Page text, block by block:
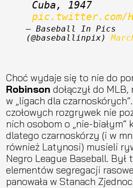
pic.twitter.com/
— Baseball In Pics
(@baseballinpix)
Choć wydaje się to nie do
Robinson dołączył do
w „ligach dla
czołowych rozgrywek nie
nich osobom o „nie-białym”
dlatego czarnoskórzy (i w
również Latynosi) musieli
Negro League Baseball. Był
elementów segregacji
panowała w Stanach